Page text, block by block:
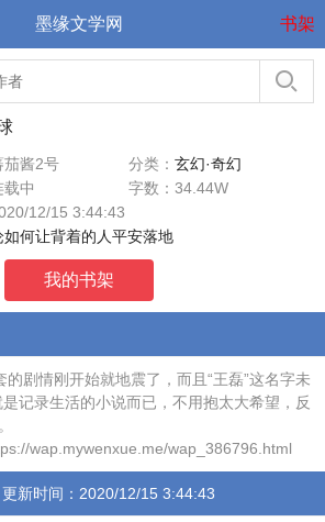
墨缘文学网 书架
茄酱2号 分类： 玄幻·奇幻
中
字数：34.44W
12/15 3:44:43
如何让背着的人平安落地
我的书架
情刚开始就地震了，而且“王磊”这名字未
记录生活的小说而已，不用抱太大希望，反
wap.mywenxue.me/wap_386796.html
新时间：2020/12/15 3:44:43